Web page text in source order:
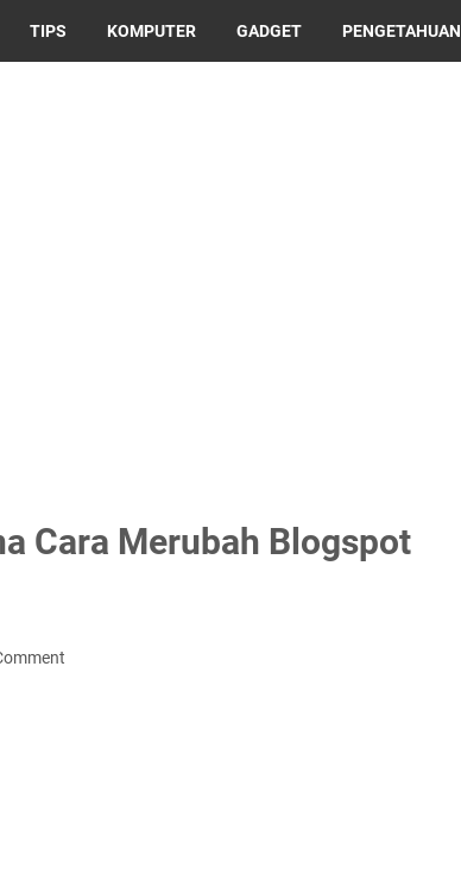
TIPS KOMPUTER GADGET PENGETAHUAN
Cara Merubah Blogspot